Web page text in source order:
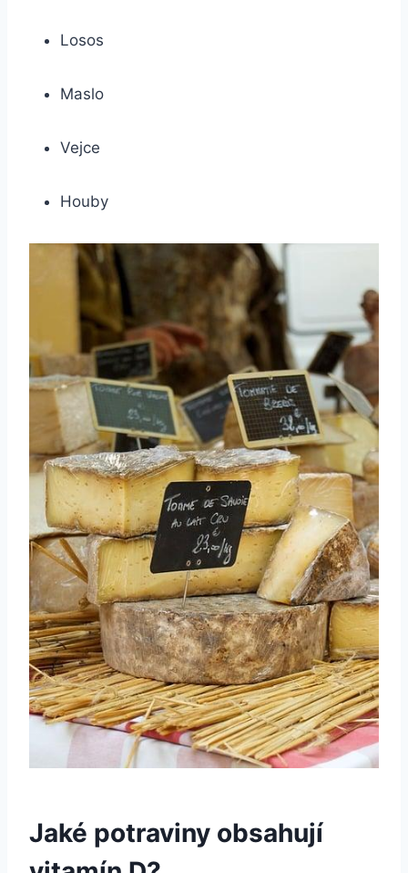
Losos
Maslo
Vejce
Houby
Jaké potraviny obsahují